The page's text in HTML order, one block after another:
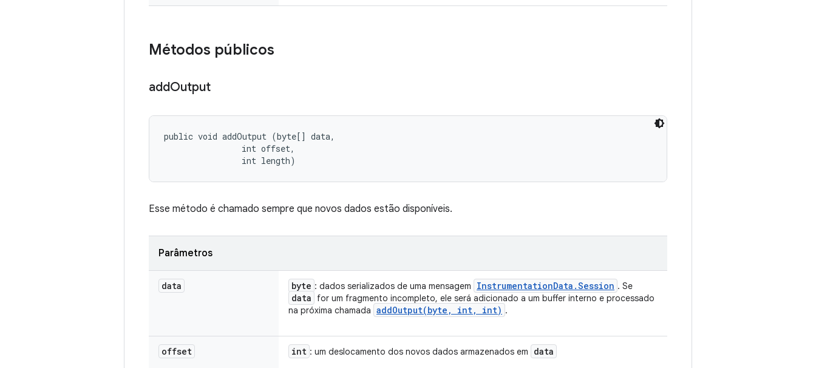
Métodos públicos
addOutput
public void addOutput (byte[] data,
                int offset,
                int length)
Esse método é chamado sempre que novos dados estão disponíveis.
Parâmetros
data byte : dados serializados de uma mensagem InstrumentationData .Session . Se
data
for um fragmento incompleto, ele será adicionado a um buffer interno e processado
na próxima chamada addOutput(byte , int, int) .
offset int : um deslocamento dos novos dados armazenados em data